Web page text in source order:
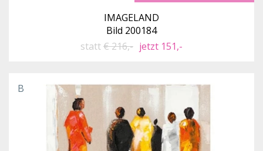
IMAGELAND
Bild 200184
statt€ 216,- jetzt 151,-
B